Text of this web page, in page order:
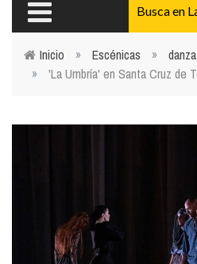
Usted está aquí
Inicio » Escénicas » danza
»
'La Umbría' en Santa Cruz de